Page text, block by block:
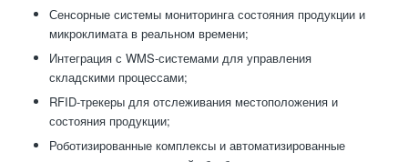
Сенсорные системы мониторинга состояния продукции и
микроклимата в реальном времени;
Интеграция с WMS-системами для управления
складскими процессами;
RFID-трекеры для отслеживания местоположения и
состояния продукции;
Роботизированные комплексы и автоматизированные